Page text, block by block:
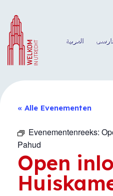
naar
de
inhoud
العربية
« Alle Evenementen
Evenementenreeks:
Pahud
Open